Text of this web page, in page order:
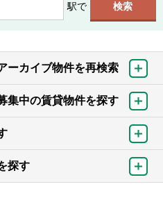
駅で
ーカイブ物件を再検索
集中の賃貸物件を探す
探す